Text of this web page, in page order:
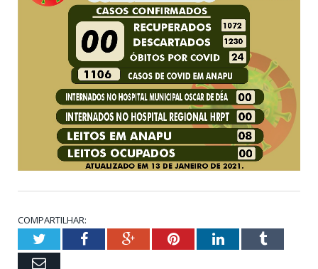
COMPARTILHAR:
TwitterFacebookGoogle+PinterestLinkedInTumblr
Email